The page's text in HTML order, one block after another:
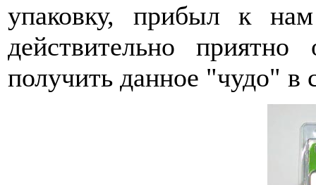
упаковку, прибыл к
действительно
получить данное "чудо" в